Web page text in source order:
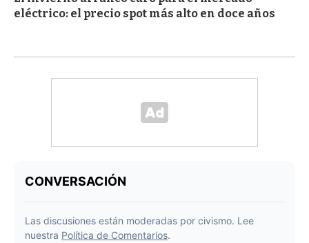
eléctrico: el precio spot más alto en doce años